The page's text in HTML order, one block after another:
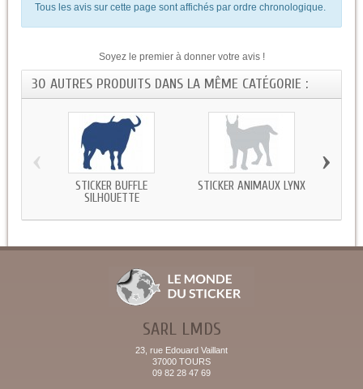
Tous les avis sur cette page sont affichés par ordre chronologique.
Soyez le premier à donner votre avis !
30 AUTRES PRODUITS DANS LA MÊME CATÉGORIE :
STICKER BUFFLE
SILHOUETTE
STICKER ANIMAUX LYNX
‹ ›
SARL LMDS
23, rue Edouard Vaillant
37000 TOURS
09 82 28 47 69